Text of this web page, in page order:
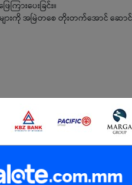
ကြားပေးခြင်း။
အမြဲတစေ တိုးတက်အောင် ဆောင်ရွက်ပ
အရည်အချင်းကို လျှော့ပေါ့စဉ်းစားပ
အသုံးပြုနိုင်ရမည်။
စ်ရမည်။
အမှန်တကယ်စိတ်ပါဝင်စားသူ ဖြစ်ရမည်။
တွင် တာဝန်ထမ်းဆောင်နိုင်သူဖြစ်ရမည်